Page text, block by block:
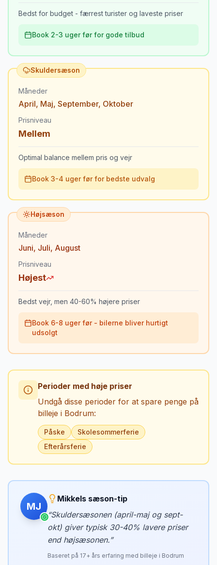
Bedst for budget - færrest turister og laveste priser
Book 2-3 uger før for gode tilbud
Skuldersæson
Måneder
April, Maj, September, Oktober
Prisniveau
Mellem
Optimal balance mellem pris og vejr
Book 3-4 uger før for bedste udvalg
Højsæson
Måneder
Juni, Juli, August
Prisniveau
Højest
Bedst vejr, men 40-60% højere priser
Book 6-8 uger før - bilerne bliver hurtigt
udsolgt
Perioder med høje priser
Undgå disse perioder for at spare penge på
billeje i Bodrum:
Påske
Skolesommerferie
Efterårsferie
MJ
Mikkels sæson-tip
“Skuldersæsonen (april-maj og sept-
okt) giver typisk 30-40% lavere priser
end højsæsonen.”
Baseret på 17+ års erfaring med billeje i Bodrum